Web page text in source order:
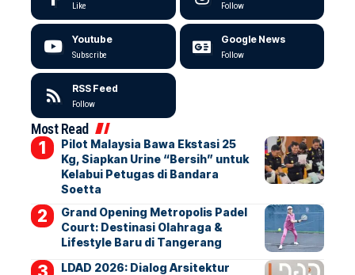
Like Follow
Youtube
Subscribe
Google News
Follow
RSS Feed
Follow
Most Read
Pilot Malaysia Bawa Ekstasi 25
Kg, Siapkan Urine “Bersih” untuk
Kelabui Petugas di Bandara
Soetta
Grand Opening Metropolis Padel
Court: Destinasi Olahraga &
Lifestyle Baru di Tangerang
LDAD 2026: Dialog Arsitektur